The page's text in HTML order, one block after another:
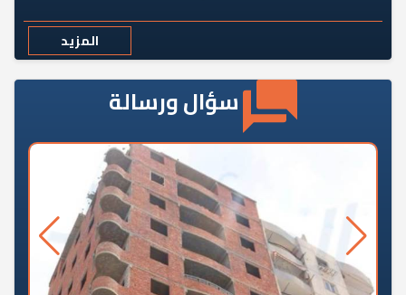
المزيد
سؤال ورسالة